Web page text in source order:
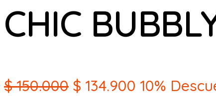
CHIC
$150.000 El
$ 134.900 El
10%